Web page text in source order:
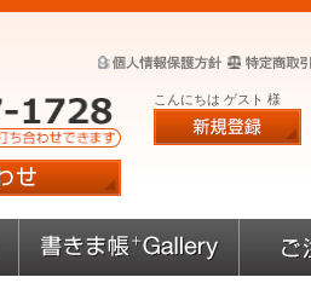
こんにちは ゲスト 様